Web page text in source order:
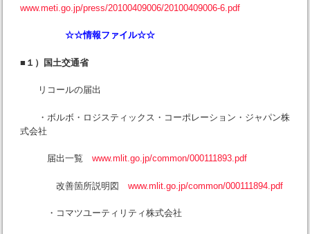
www.meti.go.jp/press/20100409006/20100409006-6.pdf
☆☆情報ファイル☆☆
■１）国土交通省
リコールの届出
・ボルボ・ロジスティックス・コーポレーション・ジャパン株
式会社
届出一覧 www.mlit.go.jp/common/000111893.pdf
改善箇所説明図 www.mlit.go.jp/common/000111894.pdf
・コマツユーティリティ株式会社